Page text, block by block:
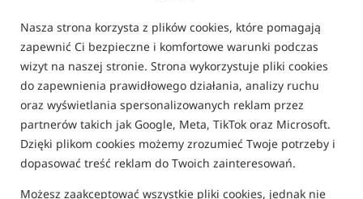
Nasza strona korzysta z plików cookies, które pomagają
zapewnić Ci bezpieczne i komfortowe warunki podczas
wizyt na naszej stronie. Strona wykorzystuje pliki cookies
do zapewnienia prawidłowego działania, analizy ruchu
oraz wyświetlania spersonalizowanych reklam przez
partnerów takich jak Google, Meta, TikTok oraz Microsoft.
Dzięki plikom cookies możemy zrozumieć Twoje potrzeby i
dopasować treść reklam do Twoich zainteresowań.
Możesz zaakceptować wszystkie pliki cookies, jednak nie
CcMoore ShelfLife Boilies -
Live System - 1 kg
Kulki proteinowe
60,99
Cena kat.:
/ -6%
Min. cena z 30 dni przed
obniżką: 53.99
KUP
CCMoore Continental
Boilies - Live System
149,99PLN
otrzymujesz 1,21 pkt
KUP
Promocja 5,0 5,0